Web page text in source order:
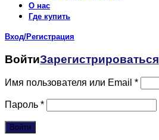
О нас
Где купить
Вход/Регистрация
ВойтиЗарегистрироваться
Имя пользователя или Email *
Пароль *
Войти